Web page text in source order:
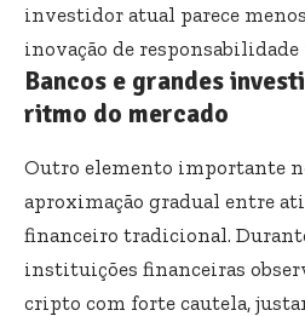
investidor atual parece
inovação de
Bancos e grandes
ritmo do mercado
Outro elemento importante
aproximação gradual entre
financeiro tradicional.
instituições financeiras
cripto com forte cautela,